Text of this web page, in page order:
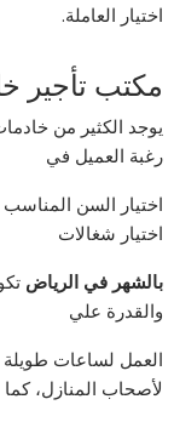
اختيار العاملة.
مكتب تأجير
يوجد الكثير من
رغبة العميل في
اختيار السن المناسب
اختيار شغالات
بالشهر في الرياض
والقدرة علي
العمل لساعات
لأصحاب المنازل، كما